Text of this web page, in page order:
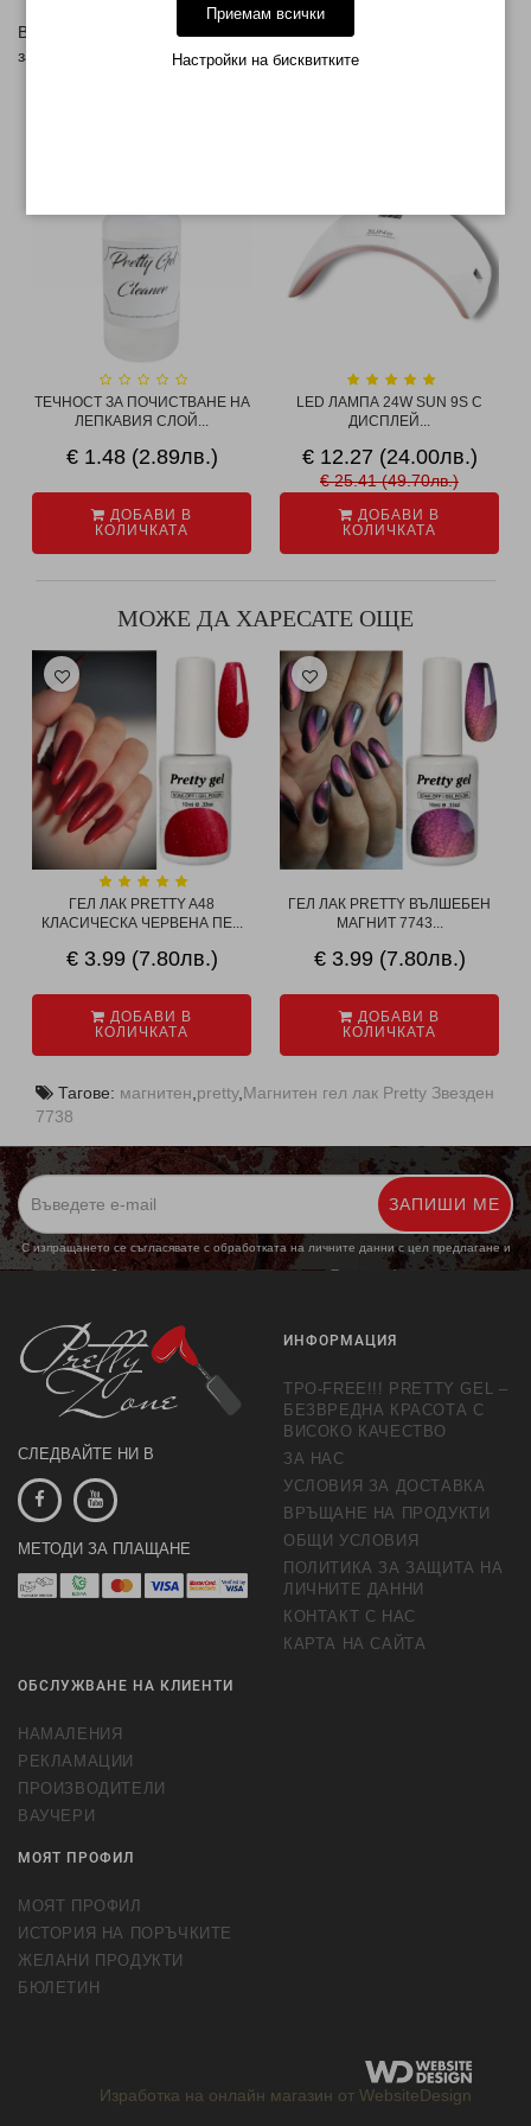
В посочената цена НЕ е включен магнит. Такъв можете да
закупите от
ТЕЧНОСТ ЗА ПОЧИСТВАНЕ НА
ЛЕПКАВИЯ СЛОЙ...
€ 1.48 (2.89лв.)
ДОБАВИ В
КОЛИЧКАТА
LED ЛАМПА 24W SUN 9S С
ДИСПЛЕЙ...
€ 12.27 (24.00лв.)
€ 25.41 (49.70лв.)
ДОБАВИ В
КОЛИЧКАТА
МОЖЕ ДА ХАРЕСАТЕ ОЩЕ
ГЕЛ ЛАК PRETTY A48
КЛАСИЧЕСКА ЧЕРВЕНА ПЕ...
€ 3.99 (7.80лв.)
ДОБАВИ В
КОЛИЧКАТА
ГЕЛ ЛАК PRETTY ВЪЛШЕБЕН
МАГНИТ 7743...
€ 3.99 (7.80лв.)
ДОБАВИ В
КОЛИЧКАТА
Тагове: магнитен pretty, Магнитен гел лак Pretty Звезден
7738
ЗАПИШИ МЕ
С изпращането се съгласявате с обработката на личните данни с цел предлагане и
обработка на маркетингови предложения. Повече информация
СЛЕДВАЙТЕ НИ В
МЕТОДИ ЗА ПЛАЩАНЕ
ИНФОРМАЦИЯ
TPO-FREE!!! PRETTY GEL –
БЕЗВРЕДНА КРАСОТА С
ВИСОКО КАЧЕСТВО
ЗА НАС
УСЛОВИЯ ЗА ДОСТАВКА
ВРЪЩАНЕ НА ПРОДУКТИ
ОБЩИ УСЛОВИЯ
ПОЛИТИКА ЗА ЗАЩИТА НА
ЛИЧНИТЕ ДАННИ
КОНТАКТ С НАС
КАРТА НА САЙТА
ОБСЛУЖВАНЕ НА КЛИЕНТИ
НАМАЛЕНИЯ
РЕКЛАМАЦИИ
ПРОИЗВОДИТЕЛИ
ВАУЧЕРИ
МОЯТ ПРОФИЛ
МОЯТ ПРОФИЛ
ИСТОРИЯ НА ПОРЪЧКИТЕ
ЖЕЛАНИ ПРОДУКТИ
БЮЛЕТИН
Изработка на онлайн магазин от WebsiteDesign
Приемам всички
Настройки на бисквитките